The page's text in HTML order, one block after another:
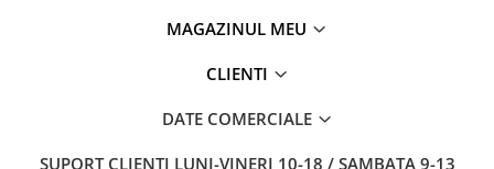
MAGAZINUL MEU
CLIENTI
DATE COMERCIALE
SUPORT CLIENTI LUNI-VINERI 10-18 / SAMBATA 9-13